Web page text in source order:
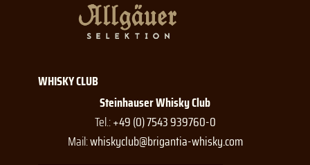
WHISKY CLUB
Steinhauser Whisky Club
Tel.:+49 (0) 7543 939760-0
Mail:whiskyclub@brigantia-whisky.com